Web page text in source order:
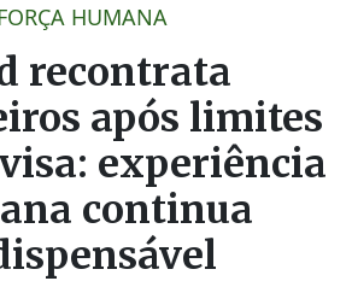
HUMANA
recontrata
após limites
experiência
continua